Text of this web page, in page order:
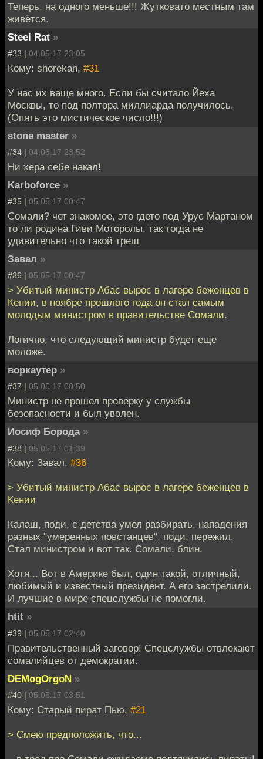
Теперь, на одного меньше!!! Жутковато местным там
живётся.
Steel Rat »
#33 | 04.05.17 23:05
Кому: shorekan, #31
У нас их ваще много. Если бы считало Йеха
Москвы, то под полтора миллиарда получилось.
(Опять это мистическое число!!!)
stone master »
#34 | 04.05.17 23:52
Ни хера себе накал!
Karboforce »
#35 | 05.05.17 00:47
Сомали? чет знакомое, это гдето под Урус Мартаном
то ли родина Гиви Моторолы, так тогда не
удивительно что такой треш
Завал »
#36 | 05.05.17 00:47
> Убитый министр Абас вырос в лагере беженцев в
Кении, в ноябре прошлого года он стал самым
молодым министром в правительстве Сомали.
Логично, что следующий министр будет еще
моложе.
воркаутер »
#37 | 05.05.17 00:50
Министр не прошел проверку у службы
безопасности и был уволен.
Иосиф Борода »
#38 | 05.05.17 01:39
Кому: Завал, #36
> Убитый министр Абас вырос в лагере беженцев в
Кении
Калаш, поди, с детства умел разбирать, нападения
разных "умеренных повстанцев", поди, пережил.
Стал министром и вот так. Сомали, блин.
Хотя... Вот в Америке был, один такой, отличный,
любимый и известный президент. А его застрелили.
И лучшие в мире спецслужбы не помогли.
htit »
#39 | 05.05.17 02:40
Правительственный заговор! Спецслужбы отвлекают
сомалийцев от демократии.
DEMogOrgoN »
#40 | 05.05.17 03:51
Кому: Старый пират Пью, #21
> Смею предположить, что...